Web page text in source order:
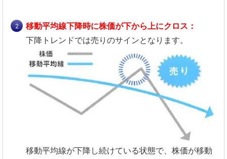
移動平均線下降時に株価が下から上にクロス：
下降トレンドでは売りのサインとなります。
移動平均線が下降し続けている状態で、株価が移動